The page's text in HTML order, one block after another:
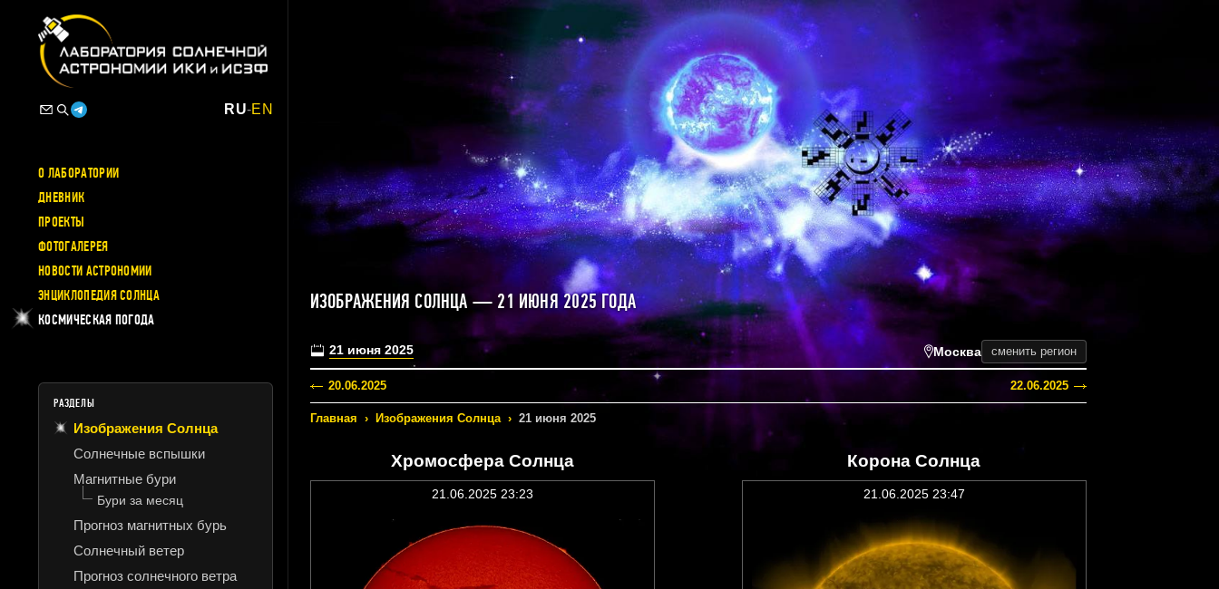
RU-EN
О ЛАБОРАТОРИИ
ДНЕВНИК
ПРОЕКТЫ
ФОТОГАЛЕРЕЯ
НОВОСТИ АСТРОНОМИИ
ЭНЦИКЛОПЕДИЯ СОЛНЦА
КОСМИЧЕСКАЯ ПОГОДА
РАЗДЕЛЫ
Изображения Солнца
Солнечные вспышки
Магнитные бури
Бури за месяц
Прогноз магнитных бурь
Солнечный ветер
Прогноз солнечного ветра
ИЗОБРАЖЕНИЯ СОЛНЦА — 21 ИЮНЯ 2025 ГОДА
21 июня 2025 Москва сменить регион
20.06.2025 22.06.2025
Главная › Изображения Солнца › 21 июня 2025
Хромосфера Солнца
21.06.2025 23:23
Корона Солнца
21.06.2025 23:47